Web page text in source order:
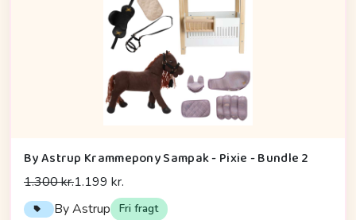
By Astrup Krammepony Sampak - Pixie - Bundle 2
1.300 kr.1.199 kr.
By Astrup Fri fragt